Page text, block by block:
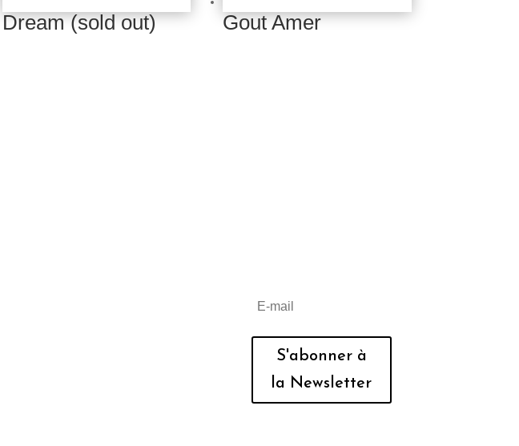
Dream (sold out) Gout Amer
S'abonner à
la Newsletter